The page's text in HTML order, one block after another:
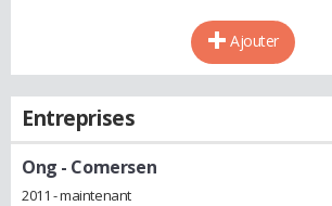
Ajouter
Entreprises
Ong - Comersen
2011 - maintenant